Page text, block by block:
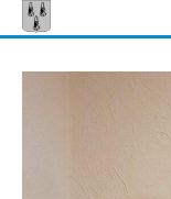
Skip
to